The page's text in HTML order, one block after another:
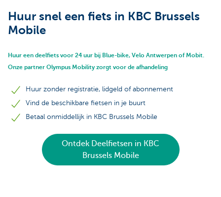
Huur snel een fiets in KBC Brussels
Mobile
Huur een deelfiets voor 24 uur bij Blue-bike, Velo Antwerpen of Mobit.
Onze partner Olympus Mobility zorgt voor de afhandeling
Huur zonder registratie, lidgeld of abonnement
Vind de beschikbare fietsen in je buurt
Betaal onmiddellijk in KBC Brussels Mobile
Ontdek Deelfietsen in KBC
Brussels Mobile